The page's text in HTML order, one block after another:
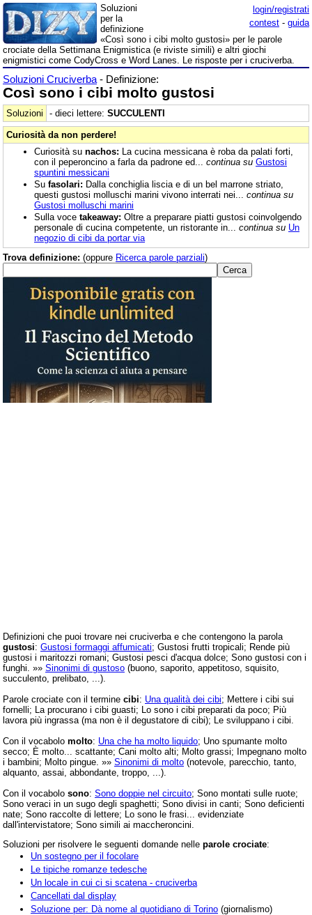
login/registrati
contest - guida
Soluzioni
per la
definizione
«Così sono i cibi molto gustosi» per le parole
crociate della Settimana Enigmistica (e riviste simili) e altri giochi
enigmistici come CodyCross e Word Lanes. Le risposte per i cruciverba.
Soluzioni Cruciverba - Definizione:
Così sono i cibi molto gustosi
Soluzioni - dieci lettere: SUCCULENTI
Curiosità da non perdere!
Curiosità su nachos: La cucina messicana è roba da palati forti,
con il peperoncino a farla da padrone ed... continua su Gustosi
spuntini messicani
Su fasolari: Dalla conchiglia liscia e di un bel marrone striato,
questi gustosi molluschi marini vivono interrati nei... continua su
Gustosi molluschi marini
Sulla voce takeaway: Oltre a preparare piatti gustosi coinvolgendo
personale di cucina competente, un ristorante in... continua su Un
negozio di cibi da portar via
Trova definizione: (oppure Ricerca parole parziali)
Definizioni che puoi trovare nei cruciverba e che contengono la parola
gustosi: Gustosi formaggi affumicati; Gustosi frutti tropicali; Rende più
gustosi i maritozzi romani; Gustosi pesci d'acqua dolce; Sono gustosi con i
funghi. »» Sinonimi di gustoso (buono, saporito, appetitoso, squisito,
succulento, prelibato, ...).
Parole crociate con il termine cibi: Una qualità dei cibi; Mettere i cibi sui
fornelli; La procurano i cibi guasti; Lo sono i cibi preparati da poco; Più
lavora più ingrassa (ma non è il degustatore di cibi); Le sviluppano i cibi.
Con il vocabolo molto: Una che ha molto liquido; Uno spumante molto
secco; È molto... scattante; Cani molto alti; Molto grassi; Impegnano molto
i bambini; Molto pingue. »» Sinonimi di molto (notevole, parecchio, tanto,
alquanto, assai, abbondante, troppo, ...).
Con il vocabolo sono: Sono doppie nel circuito; Sono montati sulle ruote;
Sono veraci in un sugo degli spaghetti; Sono divisi in canti; Sono deficienti
nate; Sono raccolte di lettere; Lo sono le frasi... evidenziate
dall'intervistatore; Sono simili ai maccheroncini.
Soluzioni per risolvere le seguenti domande nelle parole crociate:
Un sostegno per il focolare
Le tipiche romanze tedesche
Un locale in cui ci si scatena - cruciverba
Cancellati dal display
Soluzione per: Dà nome al quotidiano di Torino (giornalismo)